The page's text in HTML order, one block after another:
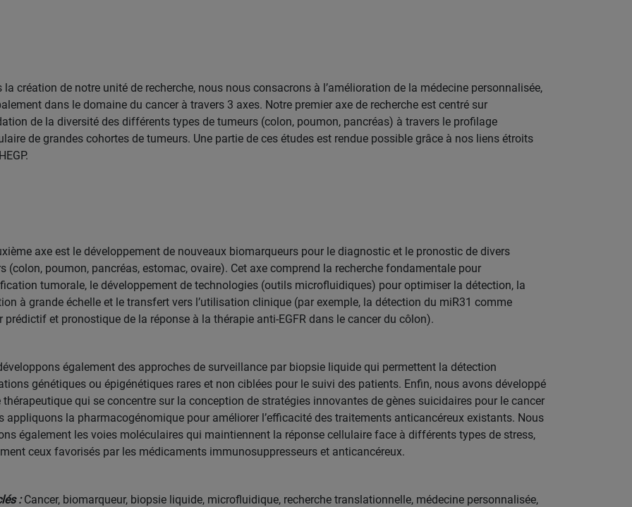
la création de notre unité de recherche, nous nous consacrons à l’amélioration de la médecine personnalisée,
dans le domaine du cancer à travers 3 axes. Notre premier axe de recherche est centré sur
de la diversité des différents types de tumeurs (colon, poumon, pancréas) à travers le profilage
de grandes cohortes de tumeurs. Une partie de ces études est rendue possible grâce à nos liens étroits
axe est le développement de nouveaux biomarqueurs pour le diagnostic et le pronostic de divers
(colon, poumon, pancréas, estomac, ovaire). Cet axe comprend la recherche fondamentale pour
tumorale, le développement de technologies (outils microfluidiques) pour optimiser la détection, la
à grande échelle et le transfert vers l’utilisation clinique (par exemple, la détection du miR31 comme
prédictif et pronostique de la réponse à la thérapie anti-EGFR dans le cancer du côlon).
également des approches de surveillance par biopsie liquide qui permettent la détection
génétiques ou épigénétiques rares et non ciblées pour le suivi des patients. Enfin, nous avons développé
thérapeutique qui se concentre sur la conception de stratégies innovantes de gènes suicidaires pour le cancer
appliquons la pharmacogénomique pour améliorer l’efficacité des traitements anticancéreux existants. Nous
également les voies moléculaires qui maintiennent la réponse cellulaire face à différents types de stress,
ceux favorisés par les médicaments immunosuppresseurs et anticancéreux.
:Cancer, biomarqueur, biopsie liquide, microfluidique, recherche translationnelle, médecine personnalisée,